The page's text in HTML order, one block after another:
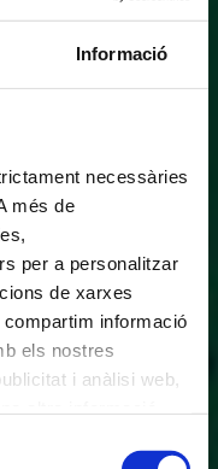
Informació
necessàries
més de
per a personalitzar
de xarxes
informació
els nostres
i anàlisi web,